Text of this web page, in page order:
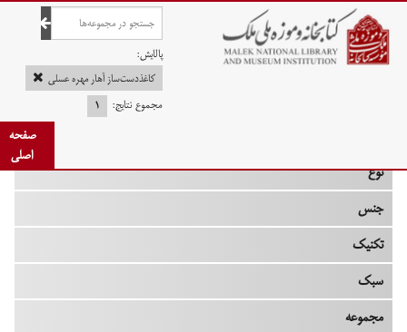
صفحه اصلی
پالایش:
کاغذدست‌ساز آهار مهره عسلی
مجموع نتایج:
۱
صفحه
اصلی
نوع
جنس
تکنیک
سبک
مجموعه